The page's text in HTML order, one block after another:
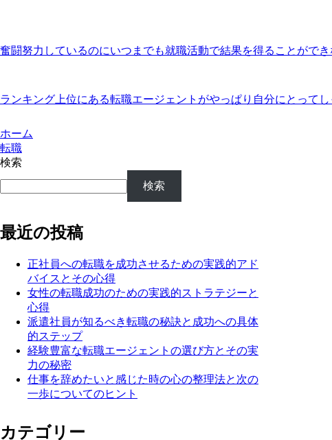
奮闘努力しているのにいつまでも就職活動で結果を得ることがで
ランキング上位にある転職エージェントがやっぱり自分にとって
ホーム
転職
検索
検索
最近の投稿
正社員への転職を成功させるための実践的アド
バイスとその心得
女性の転職成功のための実践的ストラテジーと
心得
派遣社員が知るべき転職の秘訣と成功への具体
的ステップ
経験豊富な転職エージェントの選び方とその実
力の秘密
仕事を辞めたいと感じた時の心の整理法と次の
一歩についてのヒント
カテゴリー